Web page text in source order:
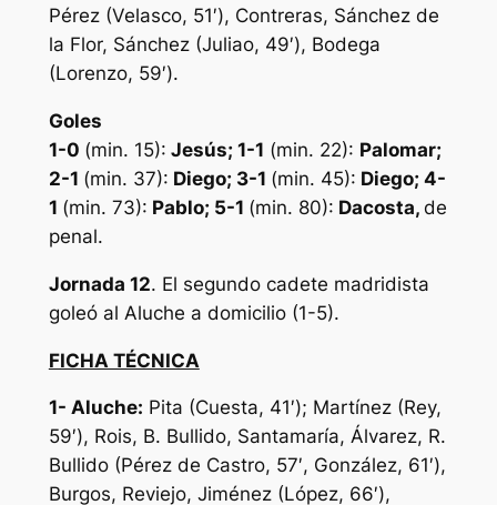
Pérez (Velasco, 51′), Contreras, Sánchez de
la Flor, Sánchez (Juliao, 49′), Bodega
(Lorenzo, 59′).
Goles
1-0 (min. 15): Jesús; 1-1 (min. 22): Palomar;
2-1 (min. 37): Diego; 3-1 (min. 45): Diego; 4-
1 (min. 73): Pablo; 5-1 (min. 80): Dacosta, de
penal.
Jornada 12. El segundo cadete madridista
goleó al Aluche a domicilio (1-5).
FICHA TÉCNICA
1- Aluche: Pita (Cuesta, 41′); Martínez (Rey,
59′), Rois, B. Bullido, Santamaría, Álvarez, R.
Bullido (Pérez de Castro, 57′, González, 61′),
Burgos, Reviejo, Jiménez (López, 66′),